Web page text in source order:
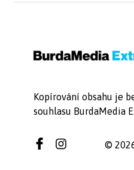
Kopírování obsahu je
souhlasu BurdaMedia
©